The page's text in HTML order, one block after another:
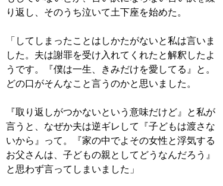
り返し、そのうち泣いて土下座を始めた。
「してしまったことはしかたがないと私は言いま
した。夫は謝罪を受け入れてくれたと解釈したよ
うです。『僕は一生、きみだけを愛してる』と。
どの口がそんなこと言うのかと思いました。
『取り返しがつかないという意味だけど』と私が
言うと、なぜか夫は逆ギレして『子どもは渡さな
いから』って。『家の中でよその女性と浮気する
お父さんは、子どもの親としてどうなんだろう』
と思わず言ってしまいました」